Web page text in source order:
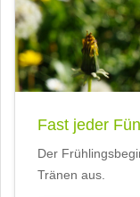
Fast jeder
Der
Tränen aus.